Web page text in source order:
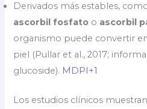
Derivados más estables,
ascorbil fosfato o ascorbil
organismo puede convertir
piel (Pullar et al., 2017;
glucoside). MDPI+1
Los estudios clínicos